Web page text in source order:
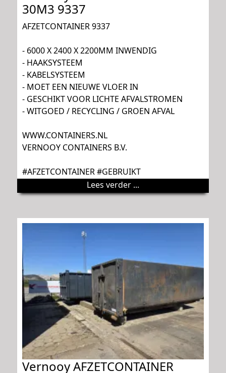
30M3 9337
AFZETCONTAINER 9337
- 6000 X 2400 X 2200MM INWENDIG
- HAAKSYSTEEM
- KABELSYSTEEM
- MOET EEN NIEUWE VLOER IN
- GESCHIKT VOOR LICHTE AFVALSTROMEN
- WITGOED / RECYCLING / GROEN AFVAL
WWW.CONTAINERS.NL
VERNOOY CONTAINERS B.V.
#AFZETCONTAINER #GEBRUIKT
Lees verder ...
Vernooy AFZETCONTAINER